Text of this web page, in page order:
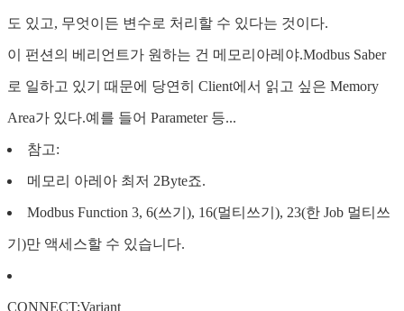
도 있고, 무엇이든 변수로 처리할 수 있다는 것이다.
이 펀션의 베리언트가 원하는 건 메모리아레야.Modbus Saber
로 일하고 있기 때문에 당연히 Client에서 읽고 싶은 Memory
Area가 있다.예를 들어 Parameter 등...
참고:
메모리 아레아 최저 2Byte죠.
Modbus Function 3, 6(쓰기), 16(멀티쓰기), 23(한 Job 멀티쓰
기)만 액세스할 수 있습니다.
CONNECT:Variant